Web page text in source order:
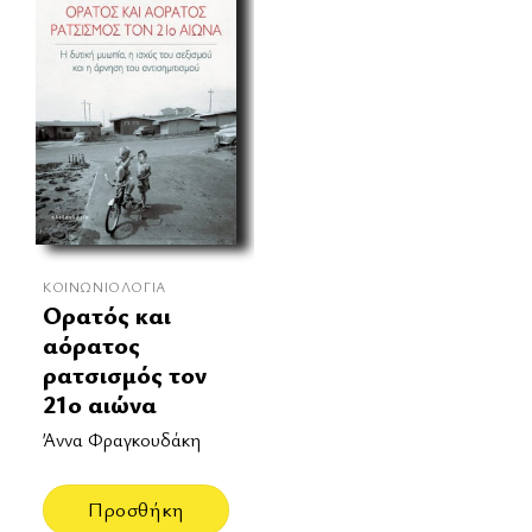
ΚΟΙΝΩΝΙΟΛΟΓΊΑ
Ορατός και
αόρατος
ρατσισμός τον
21ο αιώνα
Άννα Φραγκουδάκη
Προσθήκη